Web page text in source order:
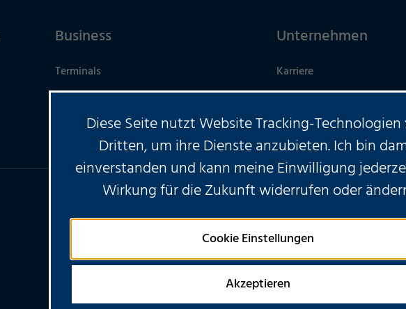
Business
Terminals
Kontakt
Service-Büros
Unternehmen
Karriere
Nachhaltigkeit
econtargo
HABEN SIE WEITERE
KONTAKTIEREN SIE UNS
Diese Seite nutzt Website Tracking-
Dritten, um ihre Dienste anzubieten. Ich bin
einverstanden und kann meine Einwilligung
Wirkung für die Zukunft widerrufen oder
Cookie Einstellungen
Akzeptieren